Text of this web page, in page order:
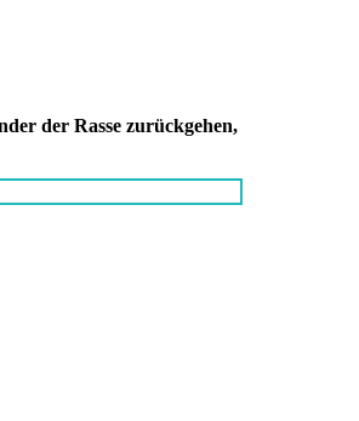
der Rasse zurückgehen,